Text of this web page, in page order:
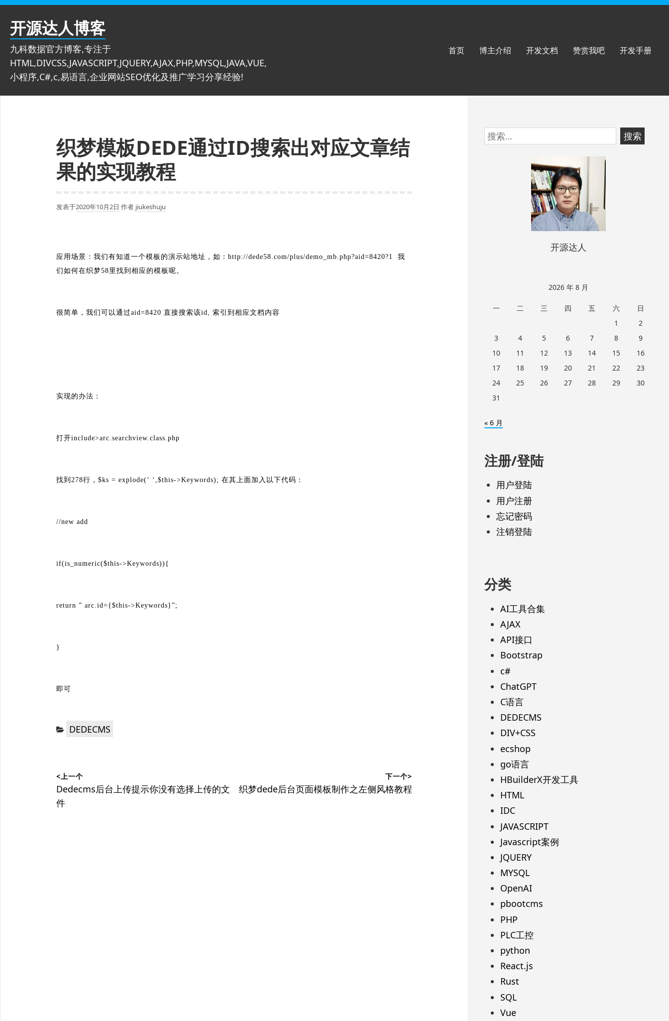
跳
开源达人博客
九科数据官方博客,专注于
HTML,DIVCSS,JAVASCRIPT,JQUERY,AJAX,PHP,MYSQL,JAVA,VUE,
小程序,C#,c,易语言,企业网站SEO优化及推广学习分享经验!
首页 博主介绍 开发文档 赞赏我吧 开发手册
织梦模板DEDE通过ID搜索出对应文章结
果的实现教程
发表于2020年10月2日 作者 jiukeshuju
应用场景：我们有知道一个模板的演示站地址，如：http://dede58.com/plus/demo_mb.php?aid=8420?1 我
们如何在织梦58里找到相应的模板呢。
很简单，我们可以通过aid=8420 直接搜索该id, 索引到相应文档内容
实现的办法：
打开include>arc.searchview.class.php
找到278行，$ks = explode(‘ ‘,$this->Keywords); 在其上面加入以下代码：
//new add
if(is_numeric($this->Keywords)){
return ” arc.id={$this->Keywords}”;
}
即可
分 DEDECMS
章
导
<上一个
上
篇
Dedecms后台上传提示你没有选择上传的文
件
下一个>
下
织梦dede后台页面模板制作之左侧风格教程
跳
至
搜
索：
开源达人
2026 年 8 月
一 二 三 四 五 六
日
1
2
3
4 5 6 7 8
9
10
11 12 13 14 15
16
17
18 19 20 21 22
23
24
25 26 27 28 29
30
31
« 6 月
注册/登陆
用户登陆
用户注册
忘记密码
注销登陆
分类
AI工具合集
AJAX
API接口
Bootstrap
c#
ChatGPT
C语言
DEDECMS
DIV+CSS
ecshop
go语言
HBuilderX开发工具
HTML
IDC
JAVASCRIPT
Javascript案例
JQUERY
MYSQL
OpenAI
pbootcms
PHP
PLC工控
python
React.js
Rust
SQL
Vue